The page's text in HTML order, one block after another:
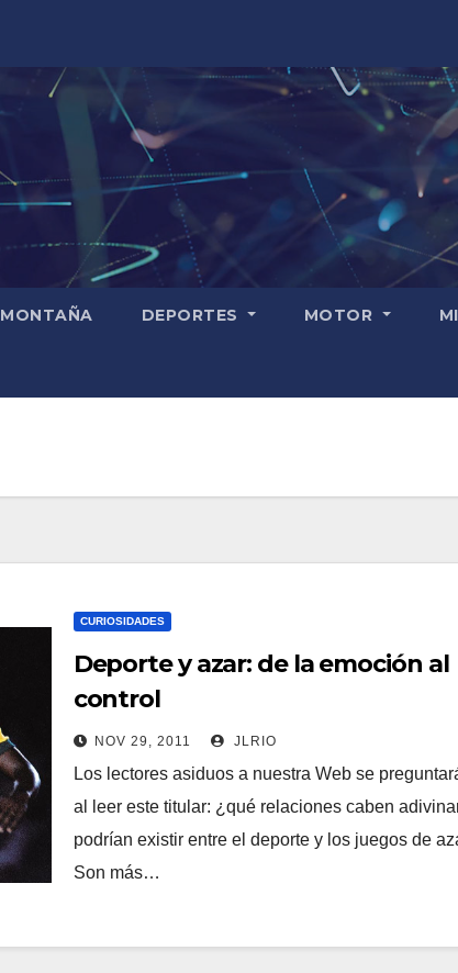
MONTAÑA DEPORTES MOTOR
CURIOSIDADES
Deporte y azar: de la emoción al
control
NOV 29, 2011 JLRIO
Los lectores asiduos a nuestra Web se
al leer este titular: ¿qué relaciones caben
podrían existir entre el deporte y los juegos de
Son más…